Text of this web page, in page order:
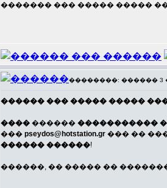
������� ��� ����� �����
��������: ������ 3
������ ��� ����� �����
���� ������ �����������
��� pseydos@hotstation.gr ��� ��
������ ������!
������, �� ����� ��